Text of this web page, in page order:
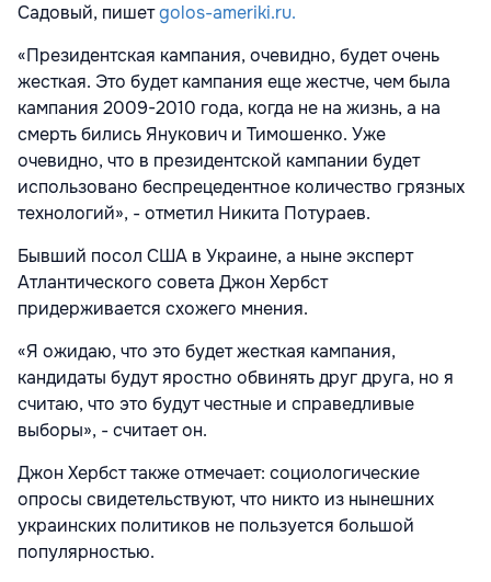
Садовый, пишетgolos-ameriki.ru.
«Президентская кампания, очевидно, будет очень
жесткая. Это будет кампания еще жестче, чем была
кампания 2009-2010 года, когда не на жизнь, а на
смерть бились Янукович и Тимошенко. Уже
очевидно, что в президентской кампании будет
использовано беспрецедентное количество грязных
технологий», - отметил Никита Потураев.
Бывший посол США в Украине, а ныне эксперт
Атлантического совета Джон Хербст
придерживается схожего мнения.
«Я ожидаю, что это будет жесткая кампания,
кандидаты будут яростно обвинять друг друга, но я
считаю, что это будут честные и справедливые
выборы», - считает он.
Джон Хербст также отмечает: социологические
опросы свидетельствуют, что никто из нынешних
украинских политиков не пользуется большой
популярностью.